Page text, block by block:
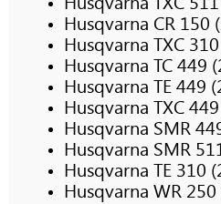
Husqvarna CR 150
Husqvarna TXC
Husqvarna TC 449
Husqvarna TE 449
Husqvarna TXC
Husqvarna SMR
Husqvarna SMR
Husqvarna TE 310
Husqvarna WR